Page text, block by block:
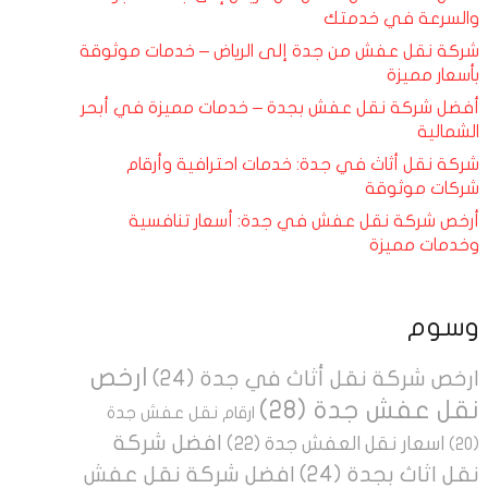
والسرعة في خدمتك
شركة نقل عفش من جدة إلى الرياض – خدمات موثوقة
بأسعار مميزة
أفضل شركة نقل عفش بجدة – خدمات مميزة في أبحر
الشمالية
شركة نقل أثاث في جدة: خدمات احترافية وأرقام
شركات موثوقة
أرخص شركة نقل عفش في جدة: أسعار تنافسية
وخدمات مميزة
وسوم
ارخص شركة نقل أثاث في جدة(24)
ارخص
نقل عفش جدة (28)
ارقام نقل عفش جدة
(20)
اسعار نقل العفش جدة(22)
افضل شركة
نقل اثاث بجدة(24) افضل شركة نقل عفش